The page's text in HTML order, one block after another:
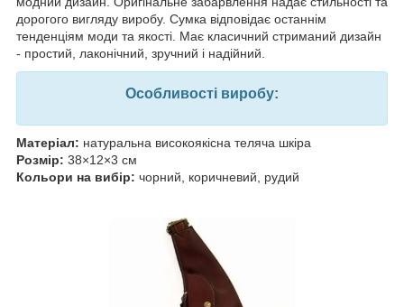
дорогого вигляду виробу. Сумка відповідає останнім
тенденціям моди та якості. Має класичний стриманий дизайн
- простий, лаконічний, зручний і надійний.
Особливості виробу:
Матеріал: натуральна високоякісна теляча шкіра
Розмір: 38×12×3 см
Кольори на вибір: чорний, коричневий, рудий